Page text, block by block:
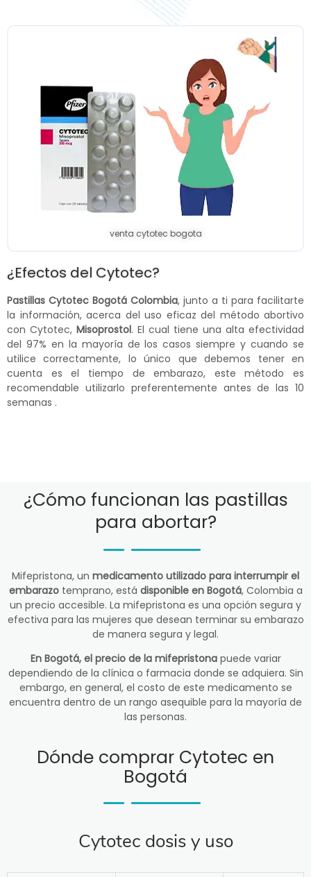
venta cytotec bogota
¿Efectos del Cytotec?
Pastillas Cytotec Bogotá Colombia, junto a ti para facilitarte
la información, acerca del uso eficaz del método abortivo
con Cytotec, Misoprostol. El cual tiene una alta efectividad
del 97% en la mayoría de los casos siempre y cuando se
utilice correctamente, lo único que debemos tener en
cuenta es el tiempo de embarazo, este método es
recomendable utilizarlo preferentemente antes de las 10
semanas .
¿Cómo funcionan las pastillas
para abortar?
Mifepristona, un medicamento utilizado para interrumpir el
embarazotemprano, está disponible en Bogotá, Colombia a
un precio accesible. La mifepristona es una opción segura y
efectiva para las mujeres que desean terminar su embarazo
de manera segura y legal.
En Bogotá, el precio de la mifepristonapuede variar
dependiendo de la clínica o farmacia donde se adquiera. Sin
embargo, en general, el costo de este medicamento se
encuentra dentro de un rango asequible para la mayoría de
las personas.
Dónde comprar Cytotec en
Bogotá
Cytotec dosis y uso